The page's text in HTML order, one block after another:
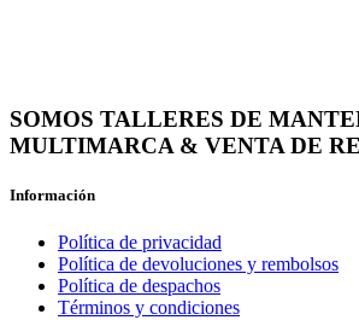
SOMOS TALLERES DE
MULTIMARCA & VENTA DE
Información
Política de privacidad
Política de devoluciones y rembolsos
Política de despachos
Términos y condiciones